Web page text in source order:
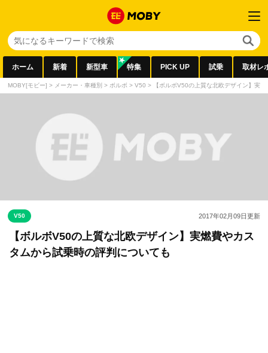
ホーム 新着 新型車 特集 PICK UP 試乗 取材レ
MOBY[モビー] > メーカー・車種別 > ボルボ > V50 > 【ボルボV50の上質な北欧デザイン】実
V50 2017年02月09日更新
【ボルボV50の上質な北欧デザイン】実燃費やカス
タムから試乗時の評判についても